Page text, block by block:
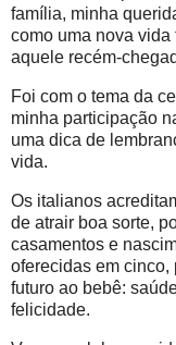
família, minha
como uma nova
aquele recém-
Foi com o tema da
minha participação
uma dica de
vida.
Os italianos
de atrair boa sorte,
casamentos e
oferecidas em
futuro ao bebê:
felicidade.